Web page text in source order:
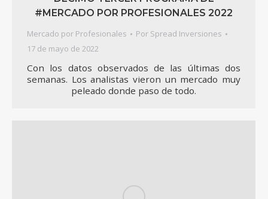
#MERCADO POR PROFESIONALES 2022
Mercado por Profesionales Por Spread Inversiones
17 de mayo de 2022
Con los datos observados de las últimas dos
semanas. Los analistas vieron un mercado muy
peleado donde paso de todo.